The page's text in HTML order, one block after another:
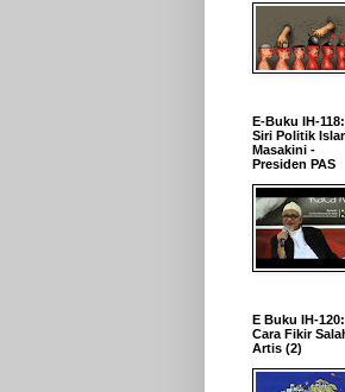
E-Buku IH-118:
Siri Politik
Masakini -
Presiden PAS
E Buku IH-120:
Cara Fikir
Artis (2)